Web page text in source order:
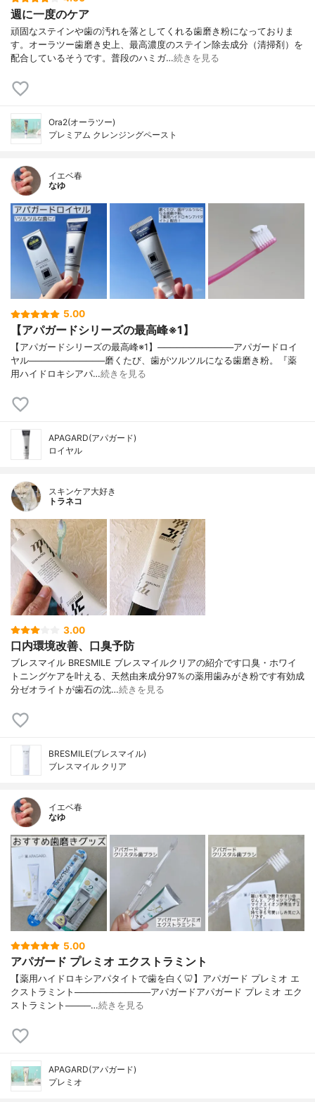
週に一度のケア
頑固なステインや歯の汚れを落としてくれる歯磨き粉になっておりま
す。オーラツー歯磨き史上、最高濃度のステイン除去成分（清掃剤）を
配合しているそうです。普段のハミガ…続きを見る
Ora2(オーラツー)
プレミアム クレンジングペースト
イエベ春
なゆ
5.00
【アパガードシリーズの最高峰※1】
【アパガードシリーズの最高峰※1】────────────アパガードロイ
ヤル────────────磨くたび、歯がツルツルになる歯磨き粉。『薬
用ハイドロキシアパ…続きを見る
APAGARD(アパガード)
ロイヤル
スキンケア大好き
トラネコ
3.00
口内環境改善、口臭予防
ブレスマイル BRESMILE ブレスマイルクリアの紹介です口臭・ホワイ
トニングケアを叶える、天然由来成分97％の薬用歯みがき粉です有効成
分ゼオライトが歯石の沈…続きを見る
BRESMILE(ブレスマイル)
ブレスマイル クリア
イエベ春
なゆ
5.00
アパガード プレミオ エクストラミント
【薬用ハイドロキシアパタイトで歯を白く🦷】アパガード プレミオ エ
クストラミント────────────アパガードアパガード プレミオ エク
ストラミント────…続きを見る
APAGARD(アパガード)
プレミオ